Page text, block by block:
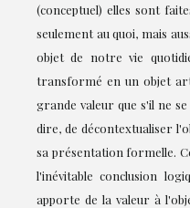
(conceptuel) elles sont
seulement au quoi, mais
objet de notre vie
transformé en un objet
grande valeur que s'il ne
dire, de décontextualiser
sa présentation formelle.
l'inévitable conclusion
apporte de la valeur à